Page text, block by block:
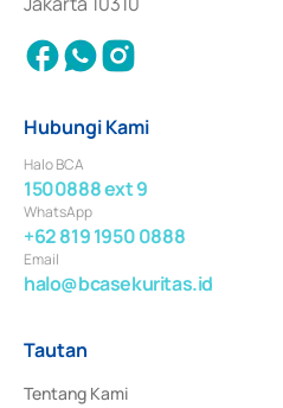
Hubungi Kami
Halo BCA
1500888 ext 9
WhatsApp
+62 819 1950 0888
Email
halo@bcasekuritas.id
Tautan
Tentang Kami